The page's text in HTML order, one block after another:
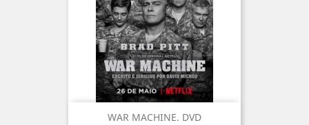
WAR MACHINE. DVD